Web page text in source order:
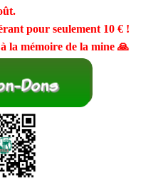
pour seulement 10 €!
la mémoire de la mine 🙏